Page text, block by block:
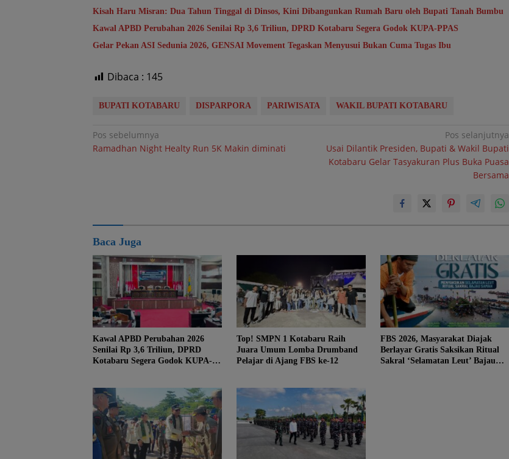
Kisah Haru Misran: Dua Tahun Tinggal di Dinsos, Kini Dibangunkan Rumah Baru oleh Bupati Tanah Bumbu
Kawal APBD Perubahan 2026 Senilai Rp 3,6 Triliun, DPRD Kotabaru Segera Godok KUPA-PPAS
Gelar Pekan ASI Sedunia 2026, GENSAI Movement Tegaskan Menyusui Bukan Cuma Tugas Ibu
Dibaca : 145
BUPATI KOTABARU DISPARPORA PARIWISATA WAKIL BUPATI KOTABARU
Navigasi
pos
Pos sebelumnya
Ramadhan Night Healty Run 5K Makin diminati
Pos selanjutnya
Usai Dilantik Presiden, Bupati & Wakil Bupati
Kotabaru Gelar Tasyakuran Plus Buka Puasa
Bersama
Baca Juga
Kawal APBD Perubahan 2026
Senilai Rp 3,6 Triliun, DPRD
Kotabaru Segera Godok KUPA-
Top! SMPN 1 Kotabaru Raih
Juara Umum Lomba Drumband
Pelajar di Ajang FBS ke-12
FBS 2026, Masyarakat Diajak
Berlayar Gratis Saksikan Ritual
Sakral ‘Selamatan Leut’ Bajau